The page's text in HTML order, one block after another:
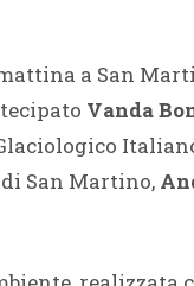
a San
Vanda
San Martino,